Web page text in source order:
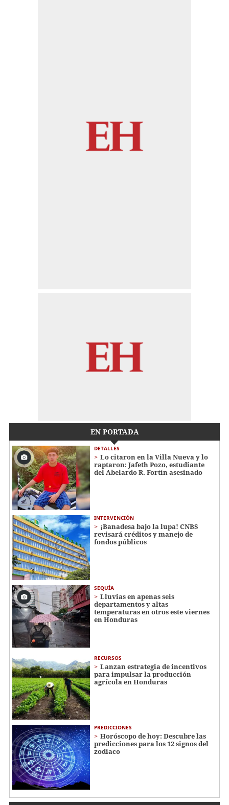
EN PORTADA
DETALLES
Lo citaron en la Villa Nueva y lo
raptaron: Jafeth Pozo, estudiante
del Abelardo R. Fortín asesinado
INTERVENCIÓN
¡Banadesa bajo la lupa! CNBS
revisará créditos y manejo de
fondos públicos
SEQUÍA
Lluvias en apenas seis
departamentos y altas
temperaturas en otros este viernes
en Honduras
RECURSOS
Lanzan estrategia de incentivos
para impulsar la producción
agrícola en Honduras
PREDICCIONES
Horóscopo de hoy: Descubre las
predicciones para los 12 signos del
zodiaco